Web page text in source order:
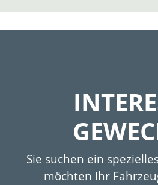
Sie suchen ein
möchten Ihr